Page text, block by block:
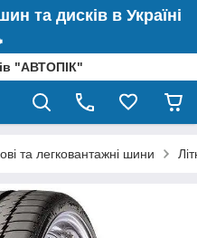
та дисків в Україні
"АВТОПІК"
та легковантажні шини